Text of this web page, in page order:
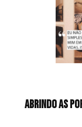
Abrindo as